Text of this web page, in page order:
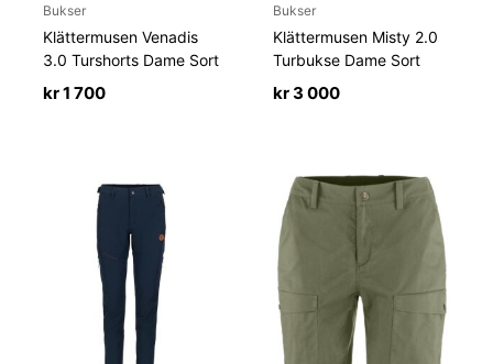
Bukser
Klättermusen Venadis
3.0 Turshorts Dame Sort
kr1 700
Bukser
Klättermusen Misty 2.0
Turbukse Dame Sort
kr3 000